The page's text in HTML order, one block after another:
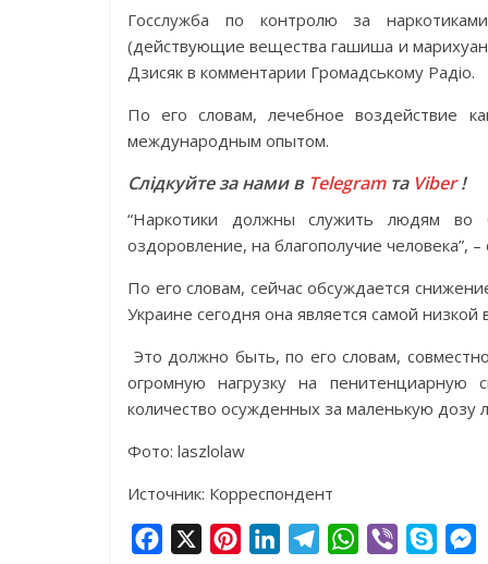
Госслужба по контролю за
(действующие вещества гашиша и
Дзисяк в комментарии Громадському Радіо.
По его словам, лечебное воздействие
международным опытом.
Слідкуйте за нами в Telegramта Viber!
“Наркотики должны служить людям во
оздоровление, на благополучие человека”, –
По его словам, сейчас обсуждается
Украине сегодня она является самой низкой
Это должно быть, по его словам,
огромную нагрузку на пенитенциарную
количество осужденных за маленькую дозу
Фото: laszlolaw
Источник: Корреспондент
W